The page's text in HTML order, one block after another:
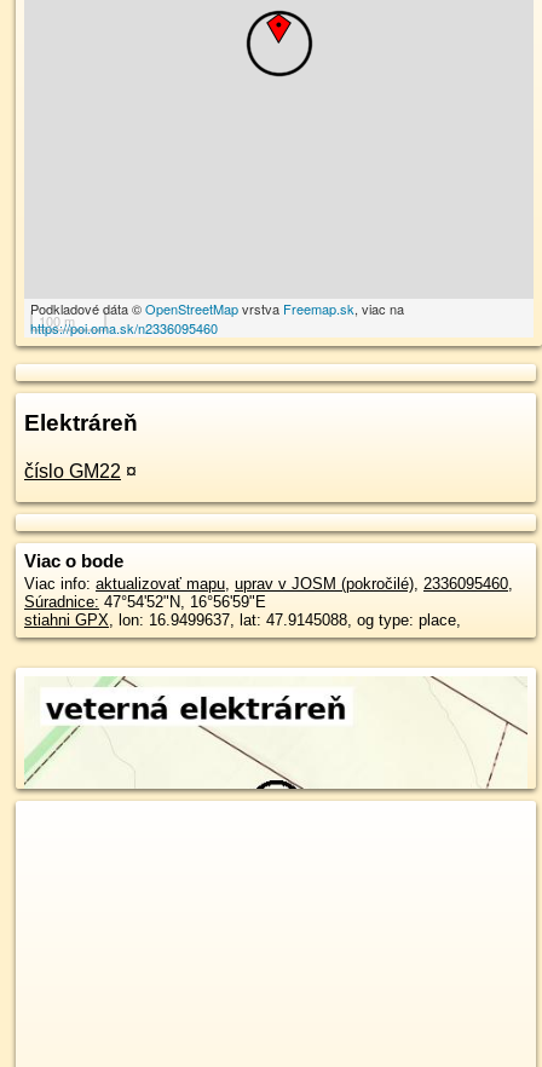
100 m
Podkladové dáta ©OpenStreetMapvrstva Freemap.sk, viac na
https://poi.oma.sk/n2336095460
Elektráreň
číslo GM22 ¤
Viac o bode
Viac info: aktualizovať mapu, uprav v JOSM (pokročilé), 2336095460,
Súradnice: 47°54'52"N, 16°56'59"E
stiahni GPX, lon: 16.9499637, lat: 47.9145088, og type: place,